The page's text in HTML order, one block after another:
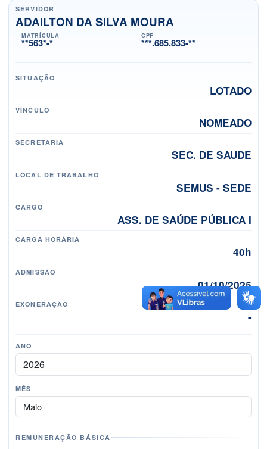
SERVIDOR
ADAILTON DA SILVA MOURA
MATRÍCULA
**563*-*
CPF
***.685.833-**
SITUAÇÃO
LOTADO
VÍNCULO
NOMEADO
SECRETARIA
SEC. DE SAUDE
LOCAL DE TRABALHO
SEMUS - SEDE
CARGO
ASS. DE SAÚDE PÚBLICA I
CARGA HORÁRIA
40h
ADMISSÃO
01/10/2025
EXONERAÇÃO
-
ANO
MÊS
Mês
REMUNERAÇÃO BÁSICA